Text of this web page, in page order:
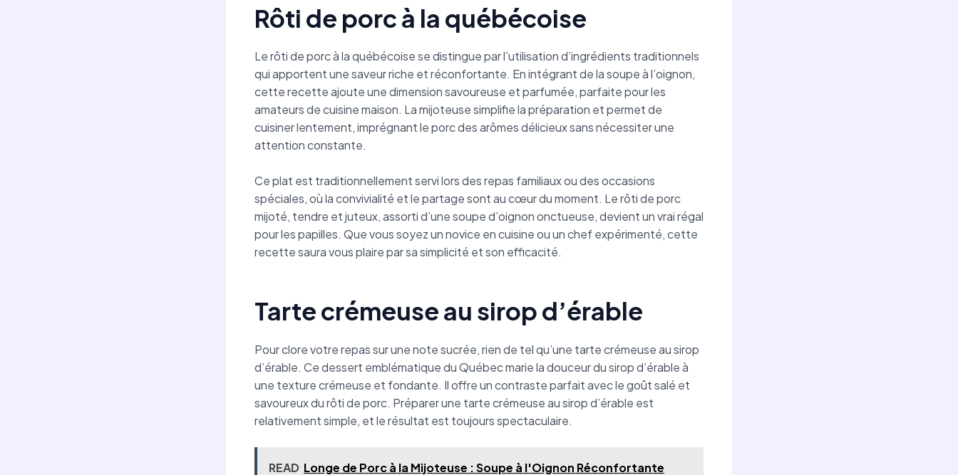
Rôti de porc à la québécoise
Le rôti de porc à la québécoise se distingue par l’utilisation d’ingrédients traditionnels
qui apportent une saveur riche et réconfortante. En intégrant de la soupe à l’oignon,
cette recette ajoute une dimension savoureuse et parfumée, parfaite pour les
amateurs de cuisine maison. La mijoteuse simplifie la préparation et permet de
cuisiner lentement, imprégnant le porc des arômes délicieux sans nécessiter une
attention constante.
Ce plat est traditionnellement servi lors des repas familiaux ou des occasions
spéciales, où la convivialité et le partage sont au cœur du moment. Le rôti de porc
mijoté, tendre et juteux, assorti d’une soupe d’oignon onctueuse, devient un vrai régal
pour les papilles. Que vous soyez un novice en cuisine ou un chef expérimenté, cette
recette saura vous plaire par sa simplicité et son efficacité.
Tarte crémeuse au sirop d’érable
Pour clore votre repas sur une note sucrée, rien de tel qu’une tarte crémeuse au sirop
d’érable. Ce dessert emblématique du Québec marie la douceur du sirop d’érable à
une texture crémeuse et fondante. Il offre un contraste parfait avec le goût salé et
savoureux du rôti de porc. Préparer une tarte crémeuse au sirop d’érable est
relativement simple, et le résultat est toujours spectaculaire.
READ Longe de Porc à la Mijoteuse : Soupe à l'Oignon Réconfortante